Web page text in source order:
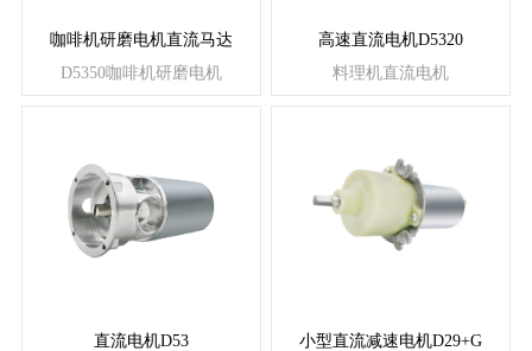
咖啡机研磨电机直流马达
D5350咖啡机研磨电机
高速直流电机D5320
料理机直流电机
直流电机D53
小型直流减速电机D29+G